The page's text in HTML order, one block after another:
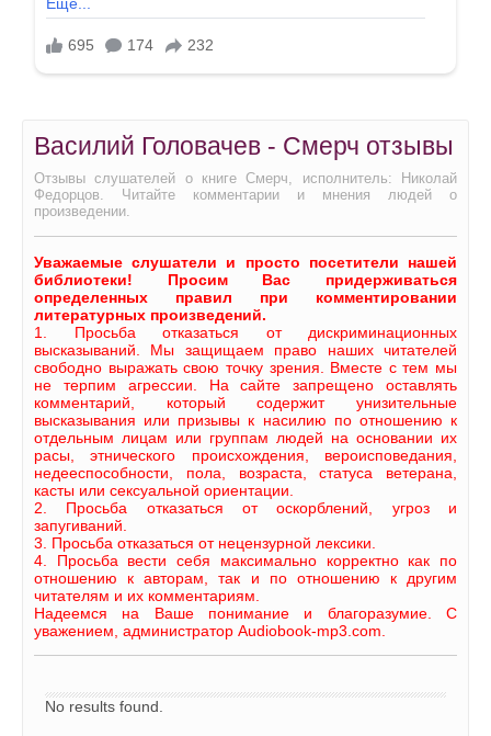
Василий Головачев - Смерч отзывы
Отзывы слушателей о книге Смерч, исполнитель: Николай
Федорцов. Читайте комментарии и мнения людей о
произведении.
Уважаемые слушатели и просто посетители нашей
библиотеки! Просим Вас придерживаться
определенных правил при комментировании
литературных произведений.
1. Просьба отказаться от дискриминационных
высказываний. Мы защищаем право наших читателей
свободно выражать свою точку зрения. Вместе с тем мы
не терпим агрессии. На сайте запрещено оставлять
комментарий, который содержит унизительные
высказывания или призывы к насилию по отношению к
отдельным лицам или группам людей на основании их
расы, этнического происхождения, вероисповедания,
недееспособности, пола, возраста, статуса ветерана,
касты или сексуальной ориентации.
2. Просьба отказаться от оскорблений, угроз и
запугиваний.
3. Просьба отказаться от нецензурной лексики.
4. Просьба вести себя максимально корректно как по
отношению к авторам, так и по отношению к другим
читателям и их комментариям.
Надеемся на Ваше понимание и благоразумие. С
уважением, администратор Audiobook-mp3.com.
No results found.